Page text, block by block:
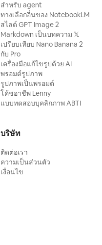
สำหรับ agent
ทางเลือกอื่นของ NotebookLM
สไลด์ GPT Image 2
Markdown เป็นบทความ 𝕏
เปรียบเทียบ Nano Banana 2
กับ Pro
เครื่องมือแก้ไขรูปด้วย AI
พรอมต์รูปภาพ
รูปภาพเป็นพรอมต์
โค้ชอาชีพ Lenny
แบบทดสอบบุคลิกภาพ ABTI
บริษัท
ติดต่อเรา
ความเป็นส่วนตัว
เงื่อนไข